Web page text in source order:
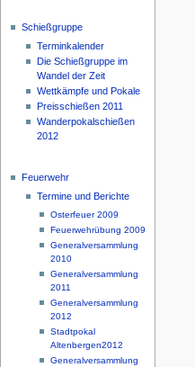
Schießgruppe
Terminkalender
Die Schießgruppe im
Wandel der Zeit
Wettkämpfe und Pokale
Preisschießen 2011
Wanderpokalschießen
2012
Feuerwehr
Termine und Berichte
Osterfeuer 2009
Feuerwehrübung 2009
Generalversammlung
2010
Generalversammlung
2011
Generalversammlung
2012
Stadtpokal
Altenbergen2012
Generalversammlung